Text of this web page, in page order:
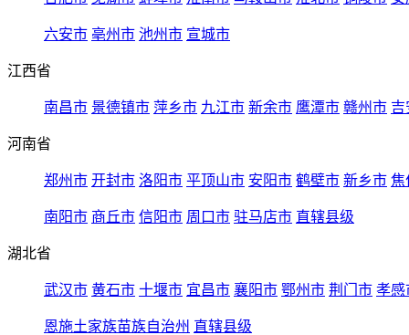
六安市 亳州市 池州市 宣城市
江西省
南昌市 景德镇市 萍乡市 九江市 新余市 鹰潭市 赣州市 吉
河南省
郑州市 开封市 洛阳市 平顶山市 安阳市 鹤壁市 新乡市 焦
南阳市 商丘市 信阳市 周口市 驻马店市 直辖县级
湖北省
武汉市 黄石市 十堰市 宜昌市 襄阳市 鄂州市 荆门市 孝感
恩施土家族苗族自治州 直辖县级